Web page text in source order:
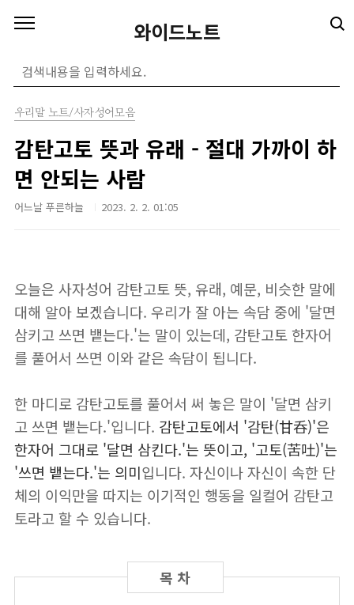
와이드노트
우리말 노트/사자성어모음
감탄고토 뜻과 유래 - 절대 가까이 하
면 안되는 사람
어느날 푸른하늘 2023. 2. 2. 01:05
오늘은 사자성어 감탄고토 뜻, 유래, 예문, 비슷한 말에
대해 알아 보겠습니다. 우리가 잘 아는 속담 중에 '달면
삼키고 쓰면 뱉는다.'는 말이 있는데, 감탄고토 한자어
를 풀어서 쓰면 이와 같은 속담이 됩니다.
한 마디로 감탄고토를 풀어서 써 놓은 말이 '달면 삼키
고 쓰면 뱉는다.'입니다. 감탄고토에서 '감탄(甘呑)'은
한자어 그대로 '달면 삼킨다.'는 뜻이고, '고토(苦吐)'는
'쓰면 뱉는다.'는 의미입니다. 자신이나 자신이 속한 단
체의 이익만을 따지는 이기적인 행동을 일컬어 감탄고
토라고 할 수 있습니다.